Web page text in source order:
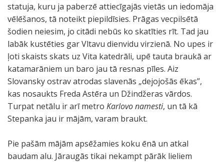
statuja, kuru ja paberzē attiecīgajās vietās un iedomāja
vēlēšanos, tā noteikt piepildīsies. Prāgas vecpilsētā
šodien neiesim, jo citādi nebūs ko skatīties rīt. Tad jau
labāk kustēties gar Vltavu dienvidu virzienā. No upes ir
ļoti skaists skats uz Vita katedrāli, upē tauta braukā ar
katamarāniem un baro jau tā resnas pīles. Aiz
Slovansky ostrav atrodas slavenās „dejojošās ēkas”,
kas nosaukts Freda Astēra un Džindžeras vārdos.
Turpat netālu ir arī metro Karlovo namesti, un tā kā
Stepanka jau ir mājām, varam braukt.
Pie pašām mājām apsēžamies koku ēnā un atkal
baudam alu. Jāraugās tikai nekampt pārāk lieliem